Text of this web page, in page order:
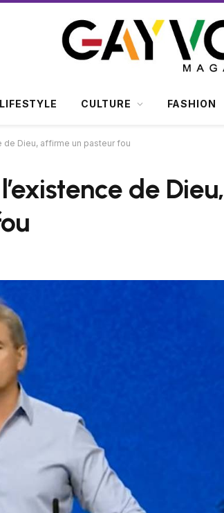
LIFESTYLE CULTURE FASHION
de Dieu, affirme un pasteur fou
de Dieu,